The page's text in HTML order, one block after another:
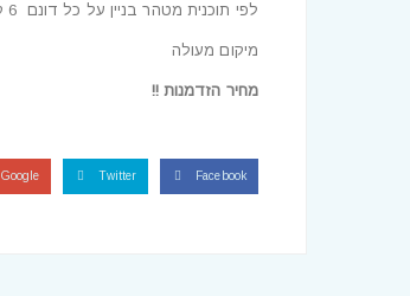
לפי תוכנית מטהר בניין על כל דונם 6 קומות -מינימום 40 דירות 4-5 חדרים לדונם בהליך סופי לאישורים התרי בניה ושינוי יעוד
מיקום מעולה
מחיר הזדמנות !!
Facebook
Twitter
Google +